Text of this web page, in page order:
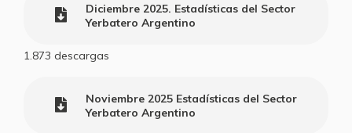
Diciembre 2025. Estadísticas del Sector
Yerbatero Argentino
1.873 descargas
Noviembre 2025 Estadísticas del Sector
Yerbatero Argentino